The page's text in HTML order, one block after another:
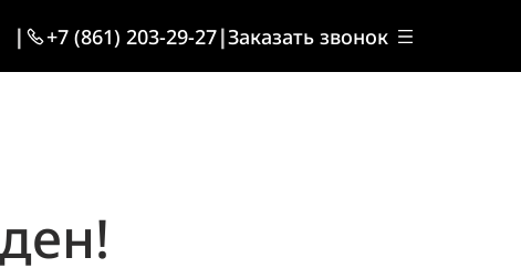
| +7 (861) 203-29-27|Заказать звонок